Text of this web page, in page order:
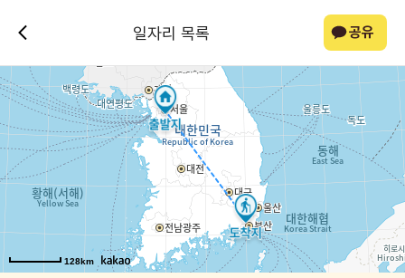
일자리 목록 공유
128km
128km
128km
128km
128km
128km
128km
128km